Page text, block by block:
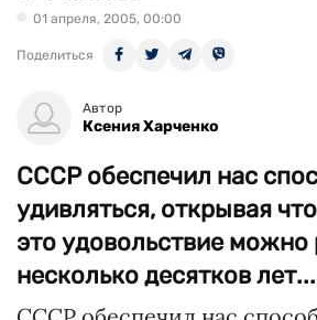
01 апреля, 2005, 00:00
Поделиться
Автор
Ксения Харченко
СССР обеспечил нас
удивляться, открывая
это удовольствие можно
несколько десятков лет...